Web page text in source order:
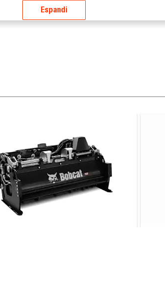
6729566*WSE
6729566*WSB 1126.0
6729566*WSC 1169.0
6729537*WSB
Espandi